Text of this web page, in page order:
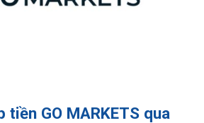
tiền GO MARKETS qua